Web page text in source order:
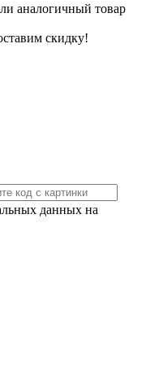
аналогичный товар
скидку!
данных на